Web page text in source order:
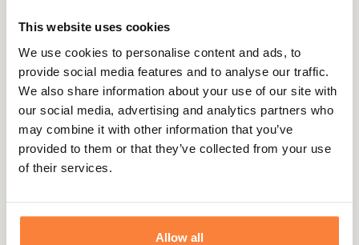
This website uses cookies
We use cookies to personalise content and ads, to
provide social media features and to analyse our traffic.
We also share information about your use of our site with
our social media, advertising and analytics partners who
may combine it with other information that you’ve
provided to them or that they’ve collected from your use
of their services.
Allow all
inspiré des anciennes vestes Spey vous fera craquer à
Cette veste est confectionnée dans une toile de coton
huilé de 6oz imperméable et coupe-vent qui résistera à
l'usure du temps. Il vous suffira de la rehuiler une fois par
an selon l'utilisation et vous aurez l'occasion de la garder
dans votre garde-robe durant de nombreuses années.
Sa coupe est courte et oversize pour un look moderne et
jouer avec son côté décalé. Ce col peut aussi se porter